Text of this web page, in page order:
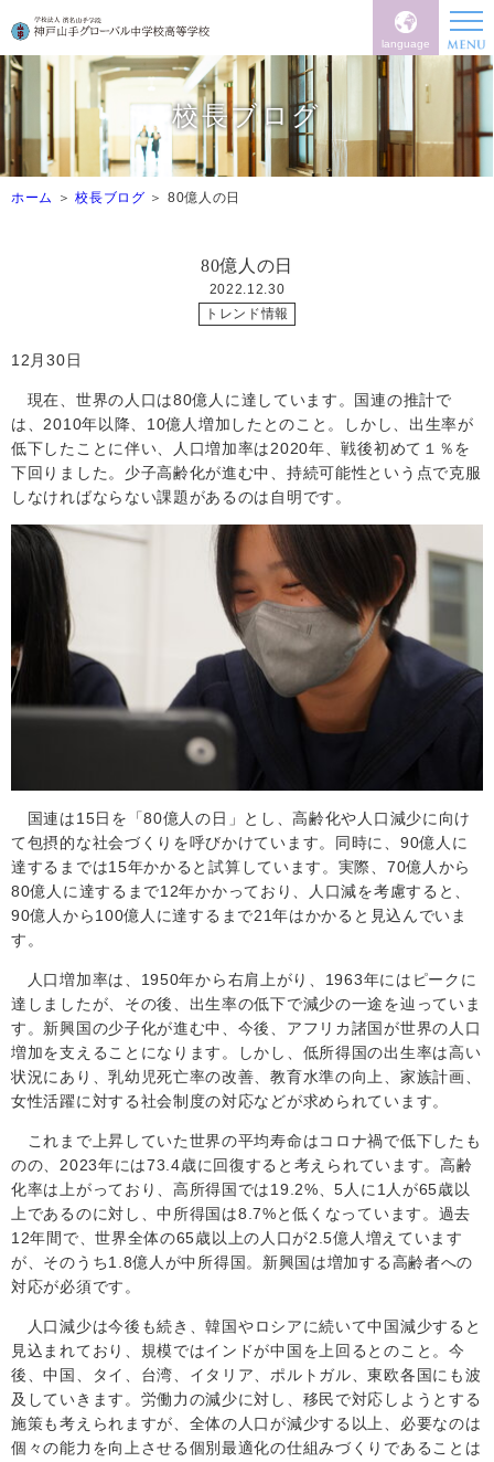
language
校長ブログ
ホーム 校長ブログ 80億人の日
80億人の日
2022.12.30
トレンド情報
12月30日
現在、世界の人口は80億人に達しています。国連の推計で
は、2010年以降、 10億人増加したとのこと。しかし、出生率が
低下したことに伴い、人口増加率は2020年、戦後初めて１％を
下回りました。少子高齢化が進む中、持続可能性という点で克服
しなければならない課題があるのは自明です。
国連は15日を「80億人の日」とし、高齢化や人口減少に向け
て包摂的な社会づくりを呼びかけています。同時に、 90億人に
達するまでは15年かかると試算しています。実際、 70億人から
80億人に達するまで12年かかっており、人口減を考慮すると、
90億人から100億人に達するまで21年はかかると見込んでいま
す。
人口増加率は、 1950年から右肩上がり、 1963年にはピークに
達しましたが、その後、出生率の低下で減少の一途を辿っていま
す。新興国の少子化が進む中、今後、アフリカ諸国が世界の人口
増加を支えることになります。しかし、低所得国の出生率は高い
状況にあり、乳幼児死亡率の改善、教育水準の向上、家族計画、
女性活躍に対する社会制度の対応などが求められています。
これまで上昇していた世界の平均寿命はコロナ禍で低下したも
のの、 2023年には73.4歳に回復すると考えられています。高齢
化率は上がっており、高所得国では19.2% 、5 人に 1 人が65歳以
上であるのに対し、中所得国は8.7%と低くなっています。過去
12年間で、世界全体の65歳以上の人口が2.5億人増えています
が、そのうち1.8億人が中所得国。新興国は増加する高齢者への
対応が必須です。
人口減少は今後も続き、韓国やロシアに続いて中国減少すると
見込まれており、規模ではインドが中国を上回るとのこと。今
後、中国、タイ、台湾、イタリア、ポルトガル、東欧各国にも波
及していきます。労働力の減少に対し、移民で対応しようとする
施策も考えられますが、全体の人口が減少する以上、必要なのは
個々の能力を向上させる個別最適化の仕組みづくりであることは